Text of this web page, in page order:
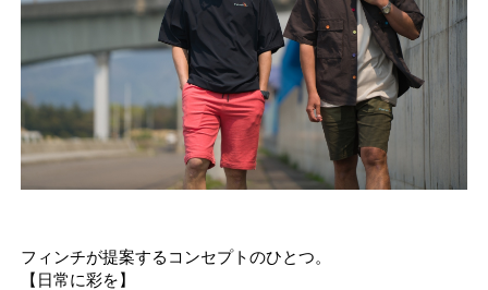
フィンチが提案するコンセプトのひとつ。
【日常に彩を】